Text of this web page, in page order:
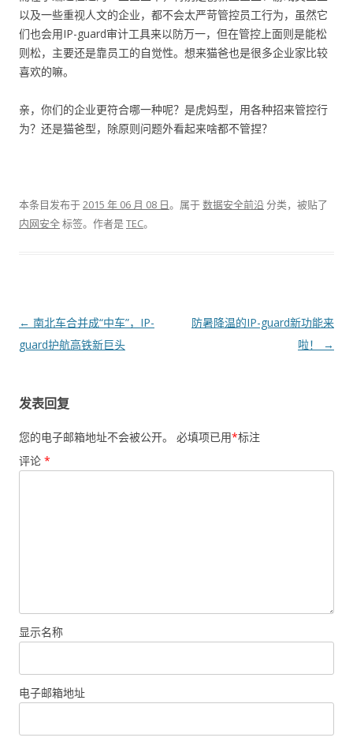
以及一些重视人文的企业，都不会太严苛管控员工行为，虽然它
们也会用IP-guard审计工具来以防万一，但在管控上面则是能松
则松，主要还是靠员工的自觉性。想来猫爸也是很多企业家比较
喜欢的嘛。
亲，你们的企业更符合哪一种呢？是虎妈型，用各种招来管控行
为？还是猫爸型，除原则问题外看起来啥都不管捏？
本条目发布于2015 年 06 月 08 日。属于数据安全前沿分类，被贴了
内网安全标签。 作者是TEC。
文章导航
← 南北车合并成“中车”，IP-
guard护航高铁新巨头
防暑降温的IP-guard新功能来
啦！
→
发表回复
您的电子邮箱地址不会被公开。 必填项已用*标注
评论 *
显示名称
电子邮箱地址